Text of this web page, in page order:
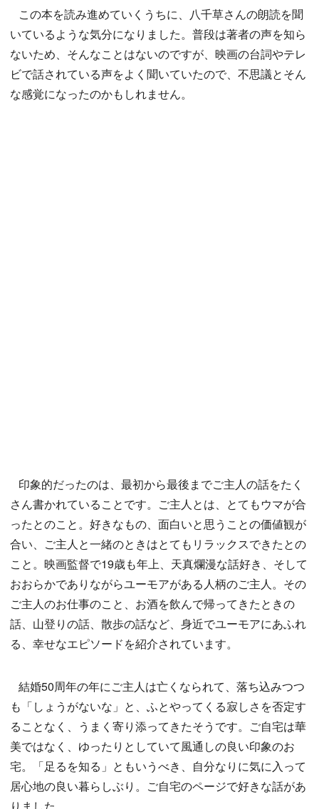
この本を読み進めていくうちに、八千草さんの朗読を聞
いているような気分になりました。普段は著者の声を知ら
ないため、そんなことはないのですが、映画の台詞やテレ
ビで話されている声をよく聞いていたので、不思議とそん
な感覚になったのかもしれません。
印象的だったのは、最初から最後までご主人の話をたく
さん書かれていることです。ご主人とは、とてもウマが合
ったとのこと。好きなもの、面白いと思うことの価値観が
合い、ご主人と一緒のときはとてもリラックスできたとの
こと。映画監督で19歳も年上、天真爛漫な話好き、そして
おおらかでありながらユーモアがある人柄のご主人。その
ご主人のお仕事のこと、お酒を飲んで帰ってきたときの
話、山登りの話、散歩の話など、身近でユーモアにあふれ
る、幸せなエピソードを紹介されています。
結婚50周年の年にご主人は亡くなられて、落ち込みつつ
も「しょうがないな」と、ふとやってくる寂しさを否定す
ることなく、うまく寄り添ってきたそうです。ご自宅は華
美ではなく、ゆったりとしていて風通しの良い印象のお
宅。「足るを知る」ともいうべき、自分なりに気に入って
居心地の良い暮らしぶり。ご自宅のページで好きな話があ